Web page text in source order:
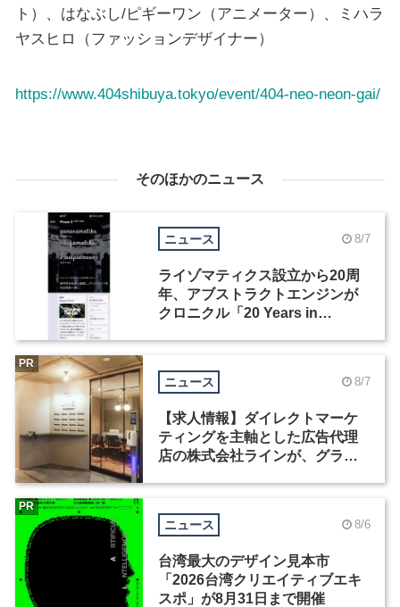
ト）、はなぶし/ピギーワン（アニメーター）、ミハラ
ヤスヒロ（ファッションデザイナー）
https://www.404shibuya.tokyo/event/404-neo-neon-gai/
そのほかのニュース
ニュース 8/7
ライゾマティクス設立から20周
年、アブストラクトエンジンが
クロニクル「20 Years in
ニュース 8/7
【求人情報】ダイレクトマーケ
ティングを主軸とした広告代理
店の株式会社ラインが、グラフ
PR
ニュース 8/6
台湾最大のデザイン見本市
「2026台湾クリエイティブエキ
スポ」が8月31日まで開催
PR